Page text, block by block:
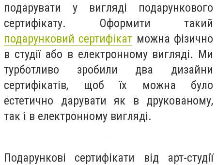
подарувати у вигляді подарункового
сертифікату. Оформити такий
подарунковий сертифікат можна фізично
в студії або в електронному вигляді. Ми
турботливо зробили два дизайни
сертифікатів, щоб їх можна було
естетично дарувати як в друкованому,
так і в електронному вигляді.
Подарункові сертифікати від арт-студії